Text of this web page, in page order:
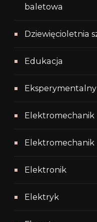
baletowa
Dziewięcioletnia
Edukacja
Eksperymentalny
Elektromechanik
Elektromechanik
Elektronik
Elektryk